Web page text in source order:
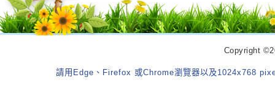
Copyright
請用Edge、Firefox 或Chrome瀏覽器以及1024x768